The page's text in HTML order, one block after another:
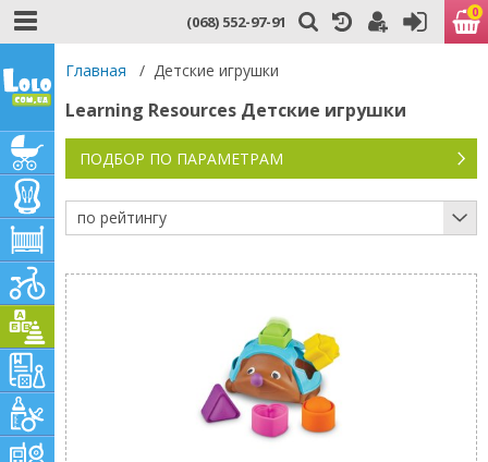
(068) 552-97-91 0
Главная / Детские игрушки
Learning Resources Детские игрушки
ПОДБОР ПО ПАРАМЕТРАМ
по рейтингу